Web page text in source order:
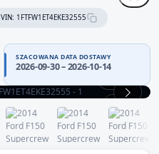
VIN: 1FTFW1ET4EKE32555
SZACOWANA DATA DOSTAWY
2026-09-30 – 2026-10-14